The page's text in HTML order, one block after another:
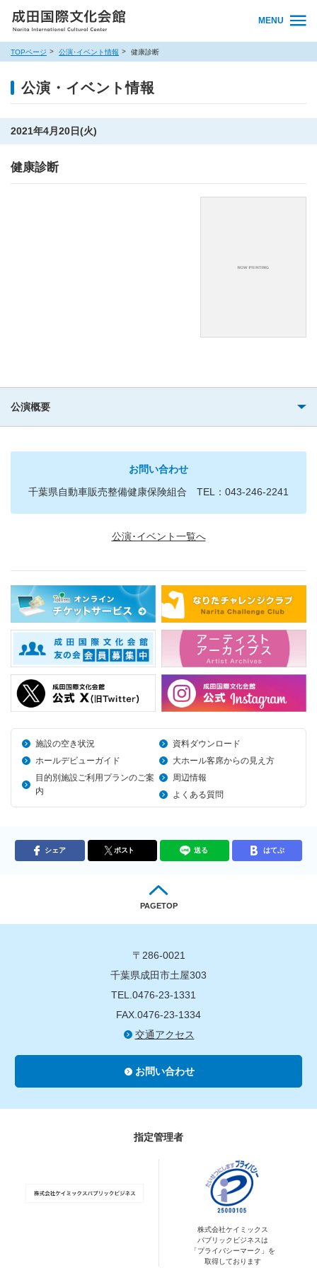
MENU
TOPページ 公演･イベント情報 健康診断
公演・イベント情報
2021年4月20日(火)
健康診断
公演概要
お問い合わせ
千葉県自動車販売整備健康保険組合 TEL：043-246-2241
公演･イベント一覧へ
施設の空き状況
資料ダウンロード
ホールデビューガイド
大ホール客席からの見え方
目的別施設ご利用プランのご案
内
周辺情報
よくある質問
シェア ポスト 送る はてぶ
PAGETOP
〒286-0021
千葉県成田市土屋303
TEL.0476-23-1331
FAX.0476-23-1334
交通アクセス
お問い合わせ
指定管理者
株式会社ケイミックス
パブリックビジネスは
「プライバシーマーク」を
取得しております